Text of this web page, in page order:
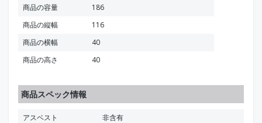
商品の容量
186
商品の縦幅
116
商品の横幅
40
商品の高さ
40
商品スペック情報
アスベスト
非含有